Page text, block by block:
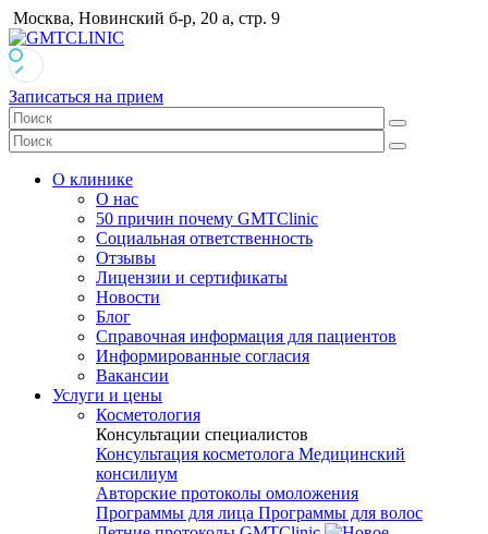
Москва, Новинский б-р, 20 а, стр. 9
Записаться на прием
О клинике
О нас
50 причин почему GMTClinic
Социальная ответственность
Отзывы
Лицензии и сертификаты
Новости
Блог
Справочная информация для пациентов
Информированные согласия
Вакансии
Услуги и цены
Косметология
Консультации специалистов
Консультация косметолога Медицинский
консилиум
Авторские протоколы омоложения
Программы для лица Программы для волос